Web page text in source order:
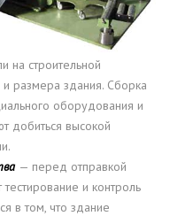
на строительной
и размера здания. Сборка
оборудования и
добиться высокой
— перед отправкой
и контроль
в том, что здание